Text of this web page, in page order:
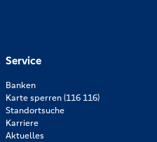
Service
Banken
Karte sperren (116 116)
Standortsuche
Karriere
Aktuelles